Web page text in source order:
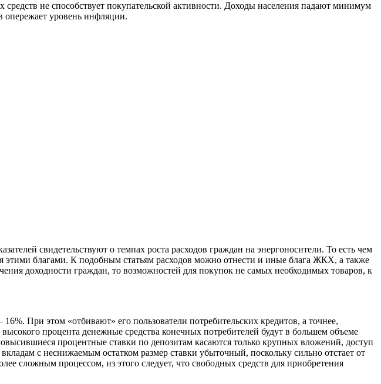
не способствует покупательской активности. Доходы населения падают минимум
опережает уровень инфляции.
свидетельствуют о темпах роста расходов граждан на энергоносители. То есть чем
этими благами. К подобным статьям расходов можно отнести и иные блага ЖКХ, а также
доходности граждан, то возможностей для покупок не самых необходимых товаров, к
При этом «отбивают» его пользователи потребительских кредитов, а точнее,
процента денежные средства конечных потребителей будут в большем объеме
процентные ставки по депозитам касаются только крупных вложений, доступ
с неснижаемым остатком размер ставки убыточный, поскольку сильно отстает от
сложным процессом, из этого следует, что свободных средств для приобретения